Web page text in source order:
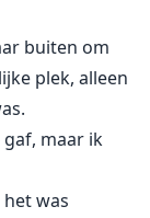
buiten om
plek, alleen
maar ik
was